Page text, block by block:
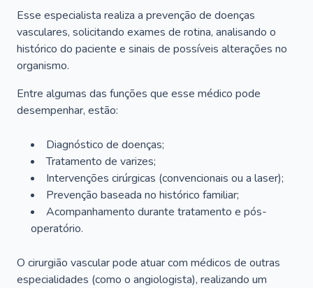
Esse especialista realiza a prevenção de doenças
vasculares, solicitando exames de rotina, analisando o
histórico do paciente e sinais de possíveis alterações no
organismo.
Entre algumas das funções que esse médico pode
desempenhar, estão:
Diagnóstico de doenças;
Tratamento de varizes;
Intervenções cirúrgicas (convencionais ou a laser);
Prevenção baseada no histórico familiar;
Acompanhamento durante tratamento e pós-
operatório.
O cirurgião vascular pode atuar com médicos de outras
especialidades (como o angiologista), realizando um